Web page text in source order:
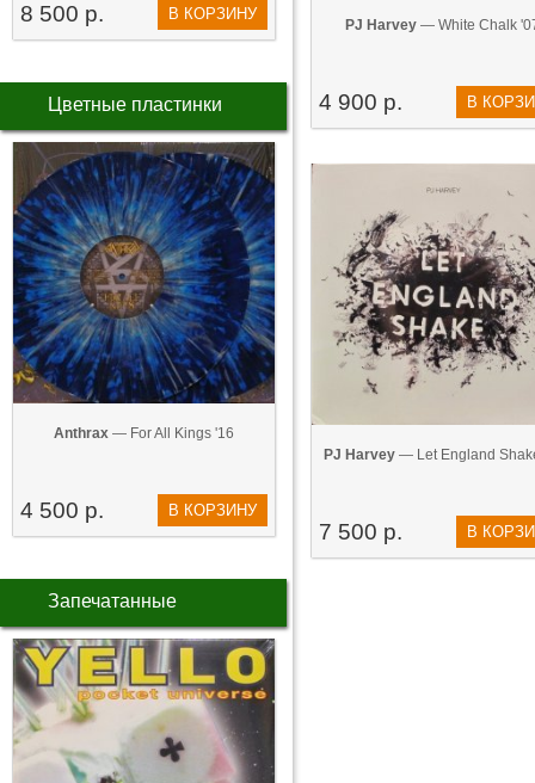
8 500 р. В КОРЗИНУ
Цветные пластинки
Anthrax — For All Kings '16
4 500 р. В КОРЗИНУ
Запечатанные
PJ Harvey — White Chalk
4 900 р. В
PJ Harvey— Let England
7 500 р. В